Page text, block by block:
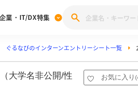
考体験記投稿キャンペーン
企業就職ブランド調査
業・IT/DX特集
ぐるなびのインターンエントリーシート一覧
大学名非公開/性
お気に入り (